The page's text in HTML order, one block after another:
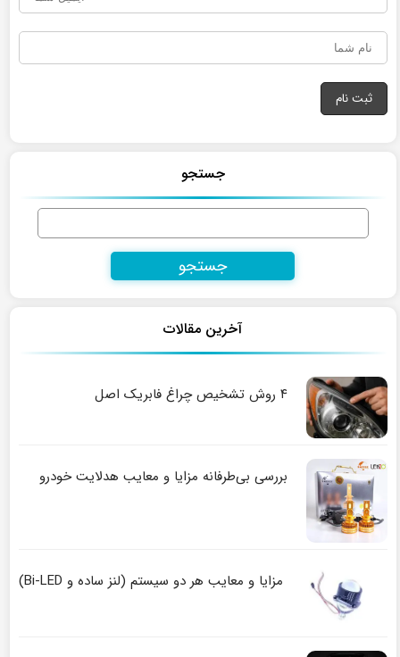
جستجو
جستجو
آخرین مقالات
۴ روش تشخیص چراغ فابریک اصل
بررسی بی‌طرفانه مزایا و معایب هدلایت خودرو
مزایا و معایب هر دو سیستم (لنز ساده و Bi-LED)